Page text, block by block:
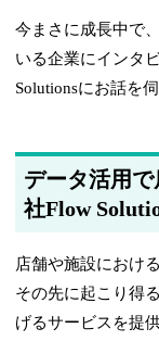
今まさに成長中で
いる企業にインタ
Solutionsにお話を
データ活用
社Flow
店舗や施設におけ
その先に起こり得
げるサービスを提